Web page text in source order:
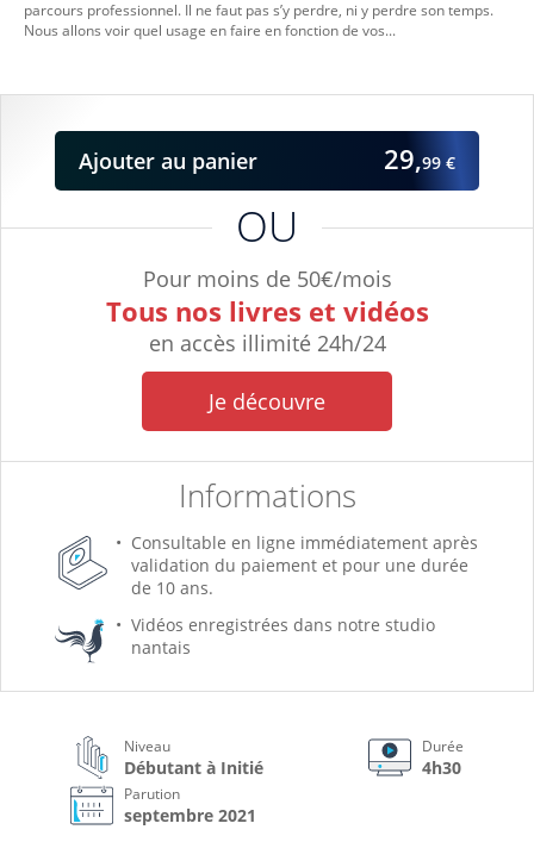
OU
Pour moins de 50€/mois
Tous nos livres et vidéos
en accès illimité 24h/24
Je découvre
Informations
Consultable en ligne immédiatement après
validation du paiement et pour une durée
de 10 ans.
Vidéos enregistrées dans notre studio
nantais
Ajouter au panier 29,99 €
parcours professionnel. Il ne faut pas s’y perdre, ni y perdre son temps.
Nous allons voir quel usage en faire en fonction de vos...
Niveau
Débutant à Initié
Durée
4h30
Parution
septembre 2021